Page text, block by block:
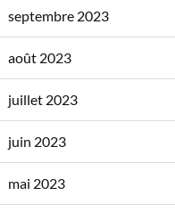
septembre 2023
août 2023
juillet 2023
juin 2023
mai 2023